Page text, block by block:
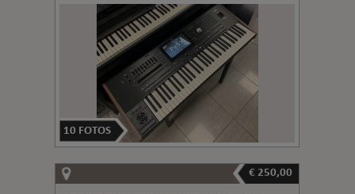
10 FOTOS
€ 250,00